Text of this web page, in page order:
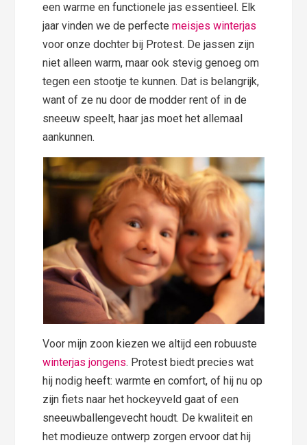
een warme en functionele jas essentieel. Elk
jaar vinden we de perfectemeisjes winterjas
voor onze dochter bij Protest. De jassen zijn
niet alleen warm, maar ook stevig genoeg om
tegen een stootje te kunnen. Dat is belangrijk,
want of ze nu door de modder rent of in de
sneeuw speelt, haar jas moet het allemaal
aankunnen.
Voor mijn zoon kiezen we altijd een robuuste
winterjas jongens. Protest biedt precies wat
hij nodig heeft: warmte en comfort, of hij nu op
zijn fiets naar het hockeyveld gaat of een
sneeuwballengevecht houdt. De kwaliteit en
het modieuze ontwerp zorgen ervoor dat hij